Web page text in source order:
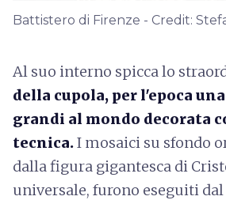
Battistero di Firenze - Credit:
Al suo interno spicca lo
della cupola, per l'epoca
grandi al mondo decorata
tecnica.I mosaici su sfondo
dalla figura gigantesca di
universale, furono eseguiti